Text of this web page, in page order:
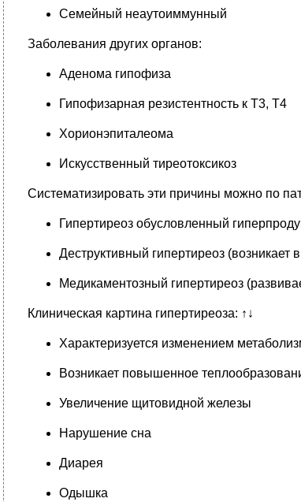
Семейный неаутоиммунный
Заболевания других органов:
Аденома гипофиза
Гипофизарная резистентность к Т3, Т4
Хорионэпиталеома
Искусственный тиреотоксикоз
Систематизировать эти причины можно по
Гипертиреоз обусловленный
Деструктивный гипертиреоз
Медикаментозный гипертиреоз
Клиническая картина гипертиреоза: ↑↓
Характеризуется изменением
Возникает повышенное
Увеличение щитовидной железы
Нарушение сна
Диарея
Одышка